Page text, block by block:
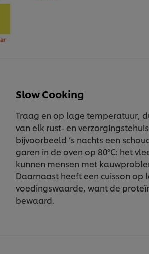
Slow Cooking
Traag en op lage temperatuur,
van elk rust- en
bijvoorbeeld ‘s nachts een
garen in de oven op 80°C: het
kunnen mensen met
Daarnaast heeft een cuisson
voedingswaarde, want de
bewaard.